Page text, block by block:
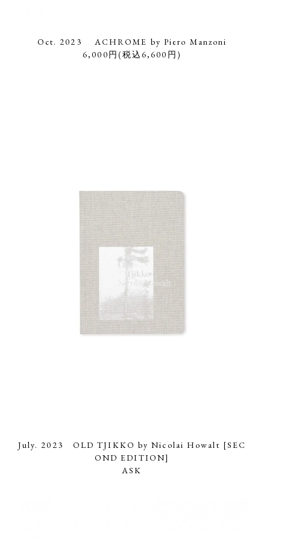
Oct. 2023 ACHROME by Piero Manzoni
6,000円(税込6,600円)
July. 2023 OLD TJIKKO by Nicolai Howalt [SEC
OND EDITION]
ASK